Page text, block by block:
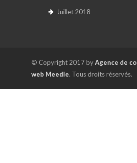
Juillet 2018
© Copyright 2017 byAgence de
web Meedle. Tous droits réservés.